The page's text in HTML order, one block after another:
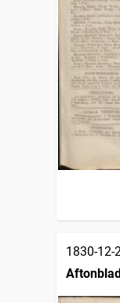
1830-12-